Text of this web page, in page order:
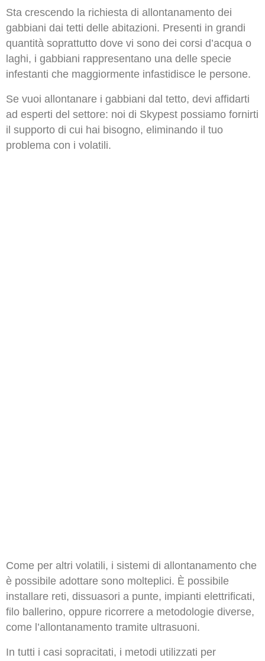
Sta crescendo la richiesta di allontanamento dei
gabbiani dai tetti delle abitazioni. Presenti in grandi
quantità soprattutto dove vi sono dei corsi d’acqua o
laghi, i gabbiani rappresentano una delle specie
infestanti che maggiormente infastidisce le persone.
Se vuoi allontanare i gabbiani dal tetto, devi affidarti
ad esperti del settore: noi di Skypest possiamo fornirti
il supporto di cui hai bisogno, eliminando il tuo
problema con i volatili.
Come per altri volatili, i sistemi di allontanamento che
è possibile adottare sono molteplici. È possibile
installare reti, dissuasori a punte, impianti elettrificati,
filo ballerino, oppure ricorrere a metodologie diverse,
come l’allontanamento tramite ultrasuoni.
In tutti i casi sopracitati, i metodi utilizzati per